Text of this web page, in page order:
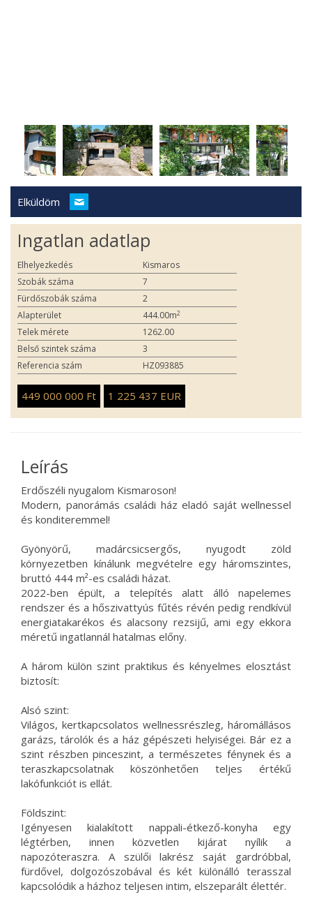
Elküldöm
Ingatlan adatlap
Elhelyezkedés
Kismaros
Szobák száma
7
Fürdőszobák száma
2
Alapterület
444.00m2
Telek mérete
1262.00
Belső szintek száma
3
Referencia szám
HZ093885
1 225 437 EUR
449 000 000 Ft
Leírás
Erdőszéli nyugalom Kismaroson!
Modern, panorámás családi ház eladó saját wellnessel
és konditeremmel!
Gyönyörű, madárcsicsergős, nyugodt zöld
környezetben kínálunk megvételre egy háromszintes,
bruttó 444 m²-es családi házat.
2022-ben épült, a telepítés alatt álló napelemes
rendszer és a hőszivattyús fűtés révén pedig rendkívül
energiatakarékos és alacsony rezsijű, ami egy ekkora
méretű ingatlannál hatalmas előny.
A három külön szint praktikus és kényelmes elosztást
biztosít:
Alsó szint:
Világos, kertkapcsolatos wellnessrészleg, háromállásos
garázs, tárolók és a ház gépészeti helyiségei. Bár ez a
szint részben pinceszint, a természetes fénynek és a
teraszkapcsolatnak köszönhetően teljes értékű
lakófunkciót is ellát.
Földszint:
Igényesen kialakított nappali-étkező-konyha egy
légtérben, innen közvetlen kijárat nyílik a
napozóteraszra. A szülői lakrész saját gardróbbal,
fürdővel, dolgozószobával és két különálló terasszal
kapcsolódik a házhoz teljesen intim, elszeparált élettér.